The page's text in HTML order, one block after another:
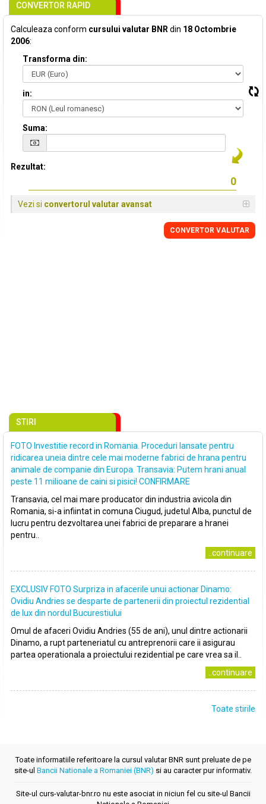
CONVERTOR RAPID
Calculeaza conform cursului valutar BNR din 18 Octombrie
2006:
Transforma din:
in:
Suma:
Rezultat:
Vezi si convertorul valutar avansat
CONVERTOR VALUTAR
STIRI
FOTO Investitie record in Romania. Proceduri lansate pentru
ridicarea uneia dintre cele mai moderne fabrici de hrana pentru
animale de companie din Europa. Transavia: Putem hrani anual
peste 11 milioane de caini si pisici! CONFIRMARE
Transavia, cel mai mare producator din industria avicola din
Romania, si-a infiintat in comuna Ciugud, judetul Alba, punctul de
lucru pentru dezvoltarea unei fabrici de preparare a hranei
pentru..
..continuare
EXCLUSIV FOTO Surpriza in afacerile unui actionar Dinamo:
Ovidiu Andries se desparte de partenerii din proiectul rezidential
de lux din nordul Bucurestiului
Omul de afaceri Ovidiu Andries (55 de ani), unul dintre actionarii
Dinamo, a rupt parteneriatul cu antreprenorii care ii asigurau
partea operationala a proiectului rezidential pe care vrea sa il..
..continuare
Toate stirile
Toate informatiile referitoare la cursul valutar BNR sunt preluate de pe
site-ul Bancii Nationale a Romaniei (BNR) si au caracter pur informativ.
Site-ul curs-valutar-bnr.ro nu este asociat in niciun fel cu site-ul Bancii